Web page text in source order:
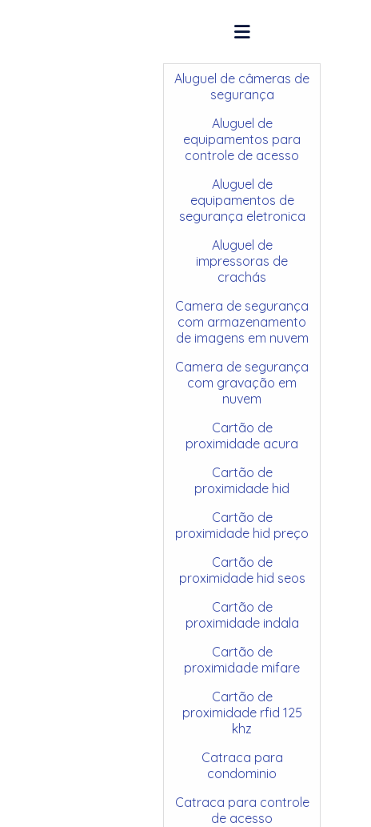
Aluguel de câmeras de
segurança
Aluguel de
equipamentos para
controle de acesso
Aluguel de
equipamentos de
segurança eletronica
Aluguel de
impressoras de
crachás
Camera de segurança
com armazenamento
de imagens em nuvem
Camera de segurança
com gravação em
nuvem
Cartão de
proximidade acura
Cartão de
proximidade hid
Cartão de
proximidade hid preço
Cartão de
proximidade hid seos
Cartão de
proximidade indala
Cartão de
proximidade mifare
Cartão de
proximidade rfid 125
khz
Catraca para
condominio
Catraca para controle
de acesso